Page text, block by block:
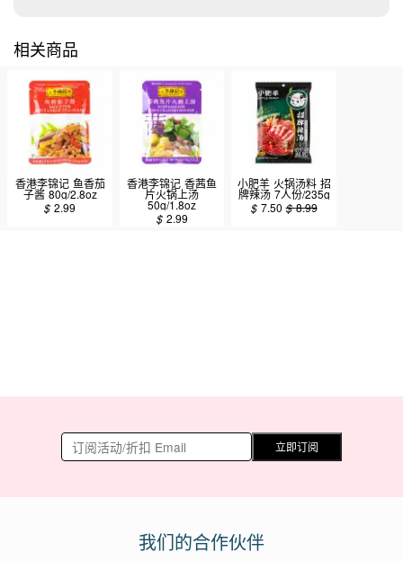
相关商品
香港李锦记 鱼香茄
子酱 80g/2.8oz
$2.99
香港李锦记 香茜鱼
片火锅上汤
50g/1.8oz
$ 2.99
小肥羊 火锅汤料 招
牌辣汤 7人份/235g
$ 7.50 $8.99
立即订阅
我们的合作伙伴